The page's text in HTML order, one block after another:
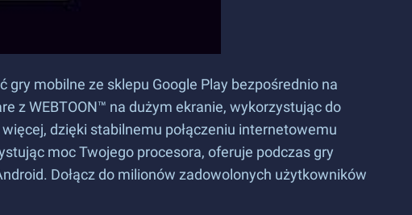
mobilne ze sklepu Google Play bezpośrednio na
z WEBTOON™ na dużym ekranie, wykorzystując do
dzięki stabilnemu połączeniu internetowemu
moc Twojego procesora, oferuje podczas gry
Dołącz do milionów zadowolonych użytkowników